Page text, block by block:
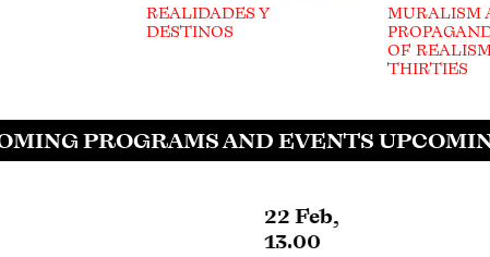
REALIDADES Y
DESTINOS
MURALISM
OF
THIRTIES
PROGRAMS AND EVENTS
22 Feb,
13.00